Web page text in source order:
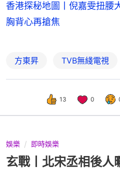
香港探秘地圖丨倪嘉雯扭
胸背心再搶焦
方東昇 TVB無綫電視
13 0
娛樂 即時娛樂
玄戰丨北宋丞相後